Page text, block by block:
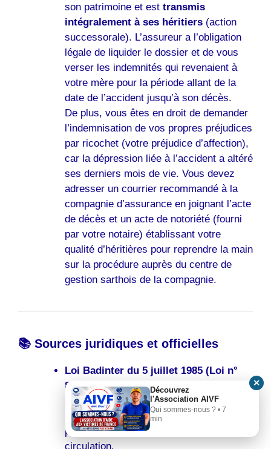
son patrimoine et est transmis
intégralement à ses héritiers(action
successorale). L’assureur a l’obligation
légale de liquider le dossier et de vous
verser les indemnités qui revenaient à
votre mère pour la période allant de la
date de l’accident jusqu’à son décès.
De plus, vous êtes en droit de demander
l’indemnisation de vos propres préjudices
par ricochet (votre préjudice d’affection),
car la dépression liée à l’accident a altéré
ses derniers mois de vie. Vous devez
adresser un courrier recommandé à la
compagnie d’assurance en joignant l’acte
de décès et un acte de notoriété (fourni
par votre notaire) établissant votre
qualité d’héritières pour reprendre la main
sur la procédure auprès du centre de
gestion sarthois de la compagnie.
📚 Sources juridiques et officielles
Loi Badinter du 5 juillet 1985 (Loi n°
85-677)
: Texte législatif de référence qui
instaure un régime d’indemnisation ultra-
protecteur pour les piétons, cyclistes et
passagers victimes d’un accident de la
circulation.
Découvrez
l'Association AIVF
Qui sommes-nous ? • 7
min
✕